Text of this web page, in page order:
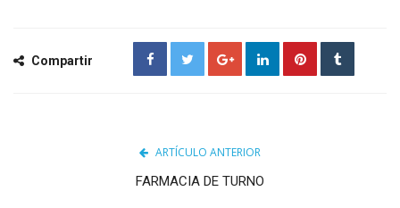
Compartir
ARTÍCULO ANTERIOR
FARMACIA DE TURNO